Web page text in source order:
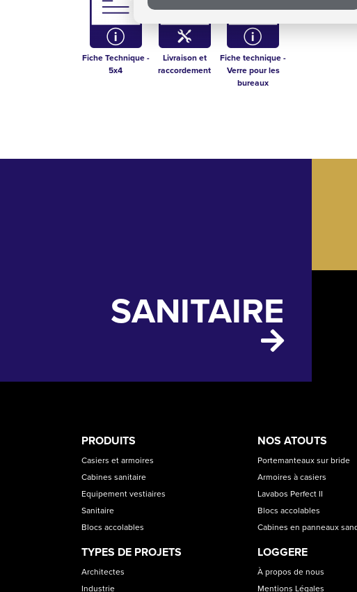
Fiche Technique -
5x4
Livraison et
raccordement
Fiche technique -
Verre pour les
bureaux
SANITAIRE
PRODUCT
CATEGORIES
PRODUITS
Casiers et armoires
Cabines sanitaire
Equipement vestiaires
Sanitaire
Blocs accolables
TYPES DE PROJETS
Architectes
Industrie
ASSETS
NOS ATOUTS
Portemanteaux sur bride
Armoires à casiers
Lavabos Perfect II
Blocs accolables
Cabines en panneaux
LOGGERE
À propos de nous
Mentions Légales